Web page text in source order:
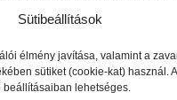
Sütibeállítások
élmény javítása, valamint a
sütiket (cookie-kat) használ.
beállításaiban lehetséges.
hogy modern,